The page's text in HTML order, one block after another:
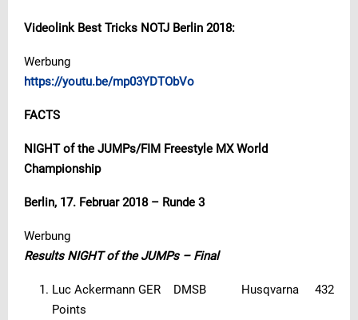
Videolink Best Tricks NOTJ Berlin 2018:
Werbung
https://youtu.be/mp03YDTObVo
FACTS
NIGHT of the JUMPs/FIM Freestyle MX World
Championship
Berlin, 17. Februar 2018 – Runde 3
Werbung
Results NIGHT of the JUMPs – Final
Luc Ackermann GER DMSB Husqvarna 432
Points